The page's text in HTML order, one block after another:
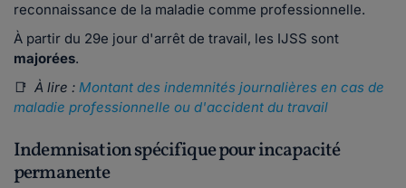
reconnaissance de la maladie comme professionnelle.
À partir du 29e jour d'arrêt de travail, les IJSS sont
majorées.
📑 À lire : Montant des indemnités journalières en cas de
maladie professionnelle ou d'accident du travail
Indemnisation spécifique pour incapacité
permanente